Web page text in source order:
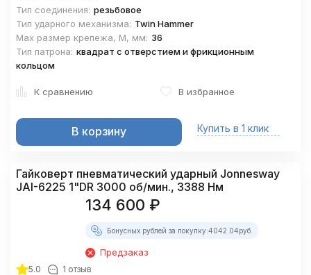
Тип соединения: резьбовое
Тип ударного механизма: Twin Hammer
Max размер крепежа, М, мм: 36
Тип патрона: квадрат с отверстием и фрикционным
кольцом
К сравнению В избранное
В корзину Купить в 1 клик
Гайковерт пневматический ударный Jonnesway
JAI-6225 1"DR 3000 об/мин., 3388 Нм
134 600 ₽
Бонусных рублей за покупку:4042.04руб.
Предзаказ
5.0 1 отзыв